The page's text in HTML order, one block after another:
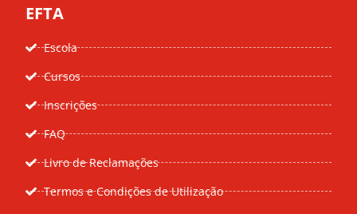
EFTA
Escola
Cursos
Inscrições
FAQ
Livro de Reclamações
Termos e Condições de Utilização